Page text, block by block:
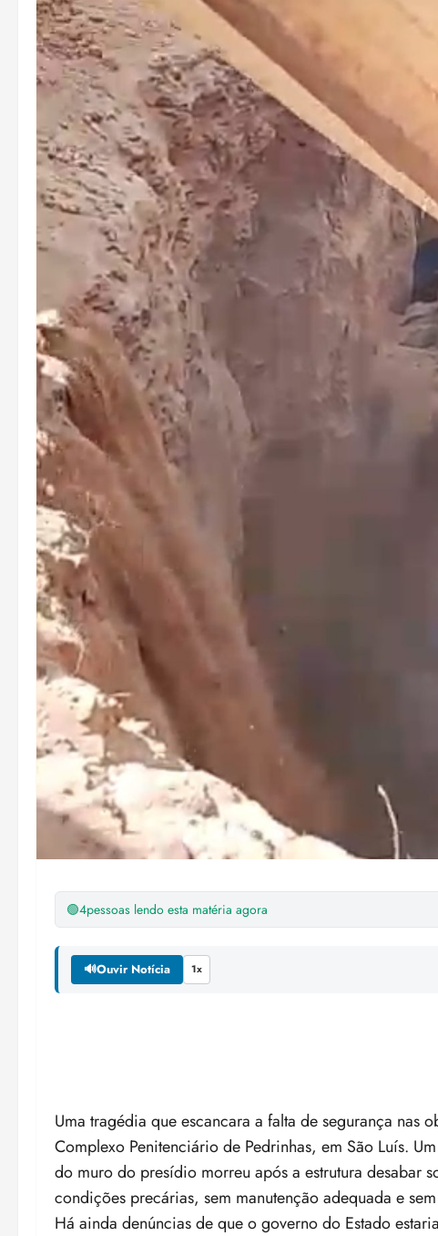
🟢4pessoas lendo esta matéria agora
🔊Ouvir Notícia 1x
Uma tragédia que escancara a falta de segurança nas
Complexo Penitenciário de Pedrinhas, em São Luís.
do muro do presídio morreu após a estrutura desabar
condições precárias, sem manutenção adequada e
Há ainda denúncias de que o governo do Estado